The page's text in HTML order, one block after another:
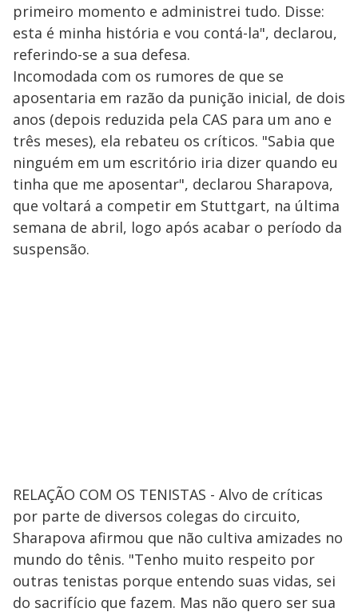
primeiro momento e administrei tudo. Disse:
esta é minha história e vou contá-la", declarou,
referindo-se a sua defesa.
Incomodada com os rumores de que se
aposentaria em razão da punição inicial, de dois
anos (depois reduzida pela CAS para um ano e
três meses), ela rebateu os críticos. "Sabia que
ninguém em um escritório iria dizer quando eu
tinha que me aposentar", declarou Sharapova,
que voltará a competir em Stuttgart, na última
semana de abril, logo após acabar o período da
suspensão.
RELAÇÃO COM OS TENISTAS - Alvo de críticas
por parte de diversos colegas do circuito,
Sharapova afirmou que não cultiva amizades no
mundo do tênis. "Tenho muito respeito por
outras tenistas porque entendo suas vidas, sei
do sacrifício que fazem. Mas não quero ser sua